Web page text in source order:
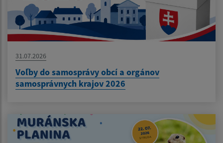
31.07.2026
Voľby do samosprávy obcí a orgánov
samosprávnych krajov 2026